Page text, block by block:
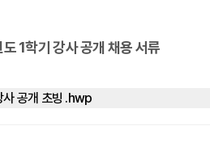
1학기 강사 공개 채용 서류
공개 초빙 .hwp